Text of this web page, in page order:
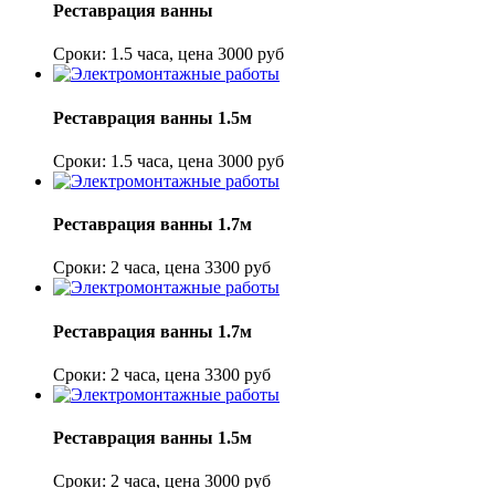
Реставрация ванны
Сроки: 1.5 часа, цена 3000 руб
Реставрация ванны 1.5м
Сроки: 1.5 часа, цена 3000 руб
Реставрация ванны 1.7м
Сроки: 2 часа, цена 3300 руб
Реставрация ванны 1.7м
Сроки: 2 часа, цена 3300 руб
Реставрация ванны 1.5м
Сроки: 2 часа, цена 3000 руб